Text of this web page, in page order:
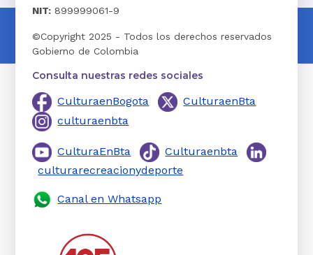
NIT: 899999061-9
©Copyright 2025 - Todos los derechos reservados
Gobierno de Colombia
Consulta nuestras redes sociales
CulturaenBogota
CulturaenBta
culturaenbta
CulturaEnBta
Culturaenbta
culturarecreacionydeporte
Canal en Whatsapp